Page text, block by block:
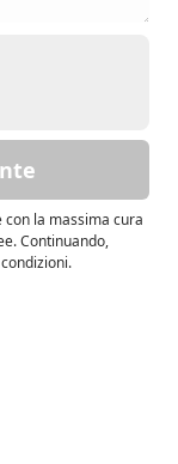
la massima cura
Continuando,